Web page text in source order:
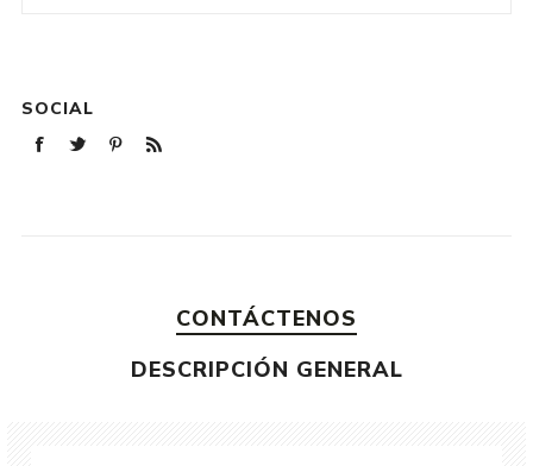
SOCIAL
CONTÁCTENOS
DESCRIPCIÓN GENERAL